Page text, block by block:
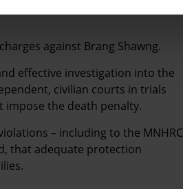
against Brang Shawng.
effective investigation into the
civilian courts in trials
the death penalty.
– including to the MNHRC
that adequate protection